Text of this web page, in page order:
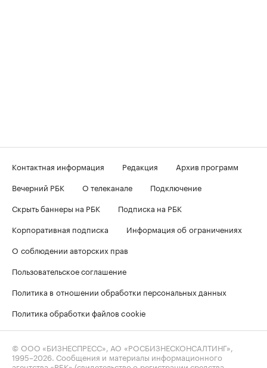
Контактная информация Редакция
Архив программ
Вечерний РБК
О телеканале
Подключение
Скрыть баннеры на РБК
Подписка на РБК
Корпоративная подписка
Информация об ограничениях
О соблюдении авторских прав
Пользовательское соглашение
Политика в отношении обработки персональных данных
Политика обработки файлов cookie
© ООО «БИЗНЕСПРЕСС», АО «РОСБИЗНЕСКОНСАЛТИНГ»,
1995–2026 . Сообщения и материалы информационного